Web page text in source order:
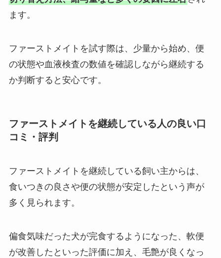
ます。
ファーストメイトを試す際は、少量から始め、便
の状態や血液検査の数値を確認しながら継続する
か判断すると安心です。
ファーストメイトを継続している人の良い口
コミ・評判
ファーストメイトを継続している飼い主からは、
食いつきの良さや便の状態が安定したという声が
多く見られます。
偏食気味だった犬が完食するようになった、軟便
が改善したといった評価に加え、毛艶が良くなっ